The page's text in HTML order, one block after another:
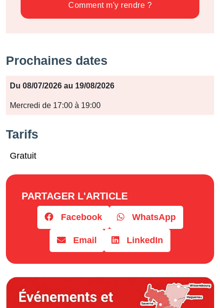
Comment m'y rendre ?
Prochaines dates
Période
Jours
Du 08/07/2026 au 19/08/2026
Mercredi de 17:00 à 19:00
Tarifs
Gratuit
PARTAGER L'ARTICLE
Facebook WhatsApp
Email LinkedIn